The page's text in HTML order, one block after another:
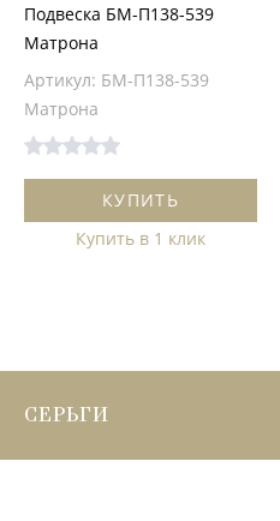
Подвеска БМ-П138-539
Матрона
Артикул: БМ-П138-539
Матрона
КУПИТЬ
Купить в 1 клик
СЕРЬГИ